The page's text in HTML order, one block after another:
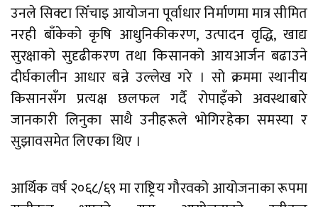
उनले सिक्टा सिँचाइ आयोजना पूर्वाधार निर्माणमा मात्र सीमित
नरही बाँकेको कृषि आधुनिकीकरण, उत्पादन वृद्धि, खाद्य
सुरक्षाको सुदृढीकरण तथा किसानको आयआर्जन बढाउने
दीर्घकालीन आधार बन्ने उल्लेख गरे । सो क्रममा स्थानीय
किसानसँग प्रत्यक्ष छलफल गर्दै रोपाइँको अवस्थाबारे
जानकारी लिनुका साथै उनीहरूले भोगिरहेका समस्या र
सुझावसमेत लिएका थिए ।
आर्थिक वर्ष २०६८/६९ मा राष्ट्रिय गौरवको आयोजनाका रूपमा